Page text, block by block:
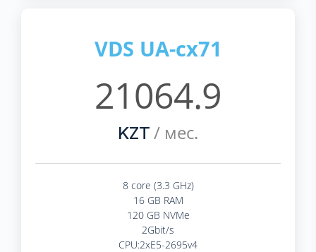
VDS UA-cx71
21064.9
KZT / мес.
8 core (3.3 GHz)
16 GB RAM
120 GB NVMe
2Gbit/s
CPU:2xE5-2695v4